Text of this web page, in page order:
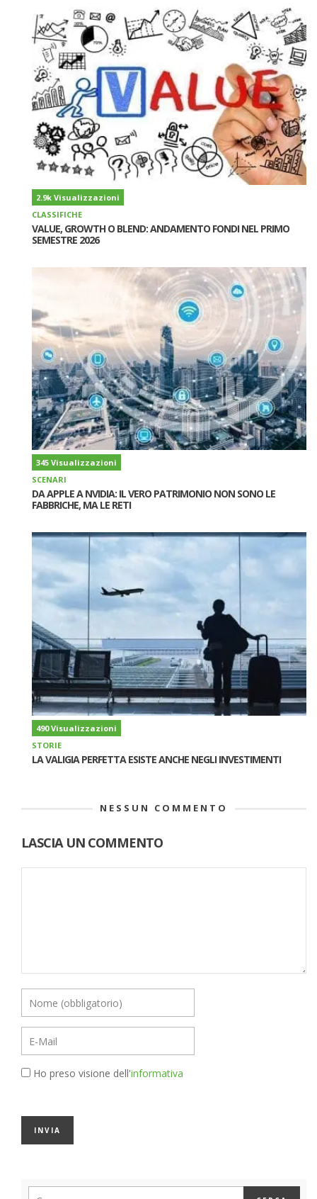
2.9k Visualizzazioni
CLASSIFICHE
VALUE, GROWTH O BLEND: ANDAMENTO FONDI NEL PRIMO
SEMESTRE 2026
345 Visualizzazioni
SCENARI
DA APPLE A NVIDIA: IL VERO PATRIMONIO NON SONO LE
FABBRICHE, MA LE RETI
490 Visualizzazioni
STORIE
LA VALIGIA PERFETTA ESISTE ANCHE NEGLI INVESTIMENTI
NESSUN COMMENTO
LASCIA UN COMMENTO
Ho preso visione dell'informativa